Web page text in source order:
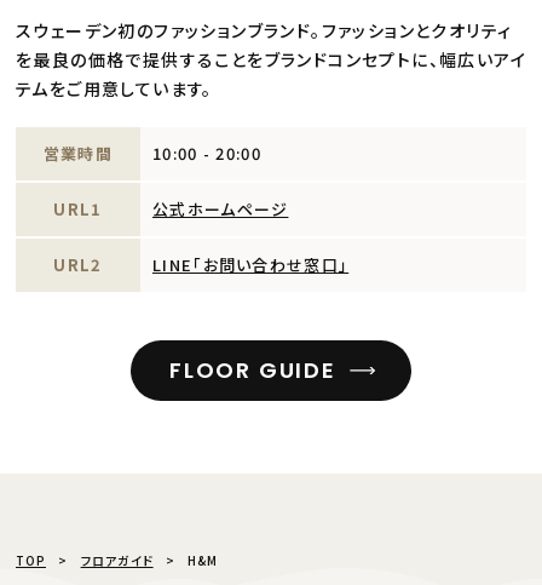
スウェーデン初のファッションブランド。ファッションとクオリティ
を最良の価格で提供することをブランドコンセプトに、幅広いアイ
テムをご用意しています。
営業時間 10:00 - 20:00
URL1 公式ホームページ
URL2 LINE「お問い合わせ窓口」
FLOOR GUIDE
TOP フロアガイド H&M